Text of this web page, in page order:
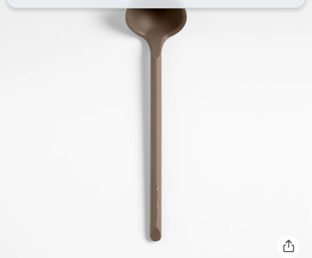
B
a
t
r